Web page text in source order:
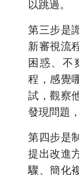
以跳過。
第三步是
新審視流
困惑、不
程，感覺
試，觀察
發現問題
第四步是
提出改進
驟、簡化